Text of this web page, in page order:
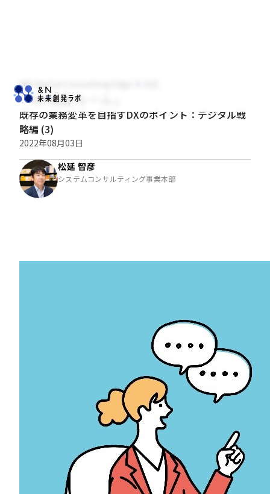
NRI Digital Consulting Edge
「DX相談ルーム」
既存の業務変革を目指すDXのポイント：デジタル戦
略編 (3)
2022年08月03日
松延 智彦
システムコンサルティング事業本部